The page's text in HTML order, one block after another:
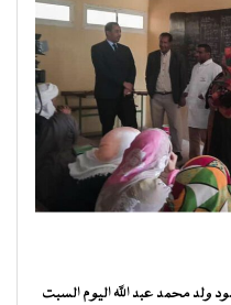
محمد عبد الله اليوم السبت